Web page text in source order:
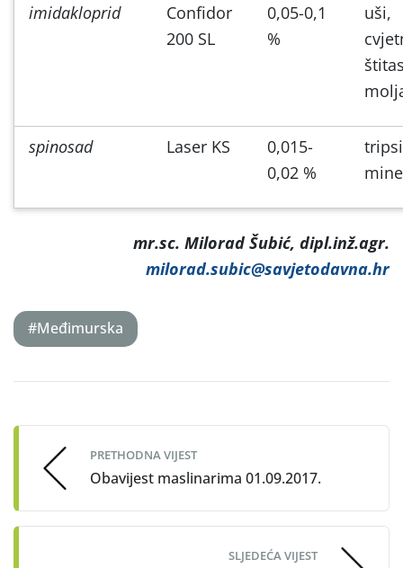
imidakloprid
Confidor
200 SL
0,05-0,1
%
uši,
spinosad Laser KS
0,015-
0,02 %
mr.sc. Milorad Šubić, dipl.inž.agr.
milorad.subic@savjetodavna.hr
#Međimurska
navigation
PRETHODNA VIJEST
Obavijest maslinarima 01.09.2017.
SLJEDEĆA VIJEST